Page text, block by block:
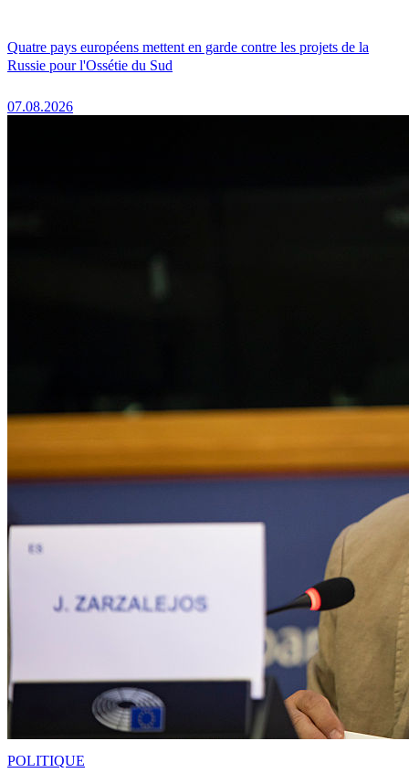
Quatre pays européens mettent en garde contre les projets de la
Russie pour l'Ossétie du Sud
07.08.2026
POLITIQUE